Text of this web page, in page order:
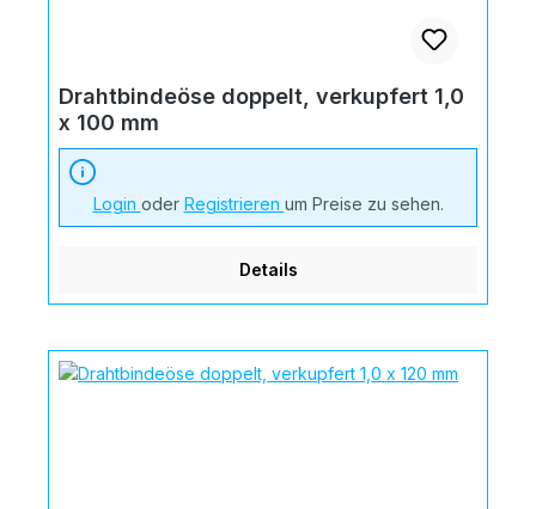
Drahtbindeöse doppelt, verkupfert 1,0
x 100 mm
Login oder Registrieren um Preise zu sehen.
Details